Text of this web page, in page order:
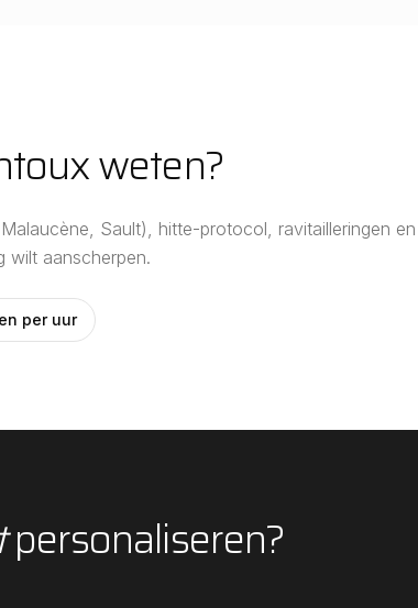
weten?
Sault), hitte-protocol, ravitailleringen en
wilt aanscherpen.
per uur
personaliseren?